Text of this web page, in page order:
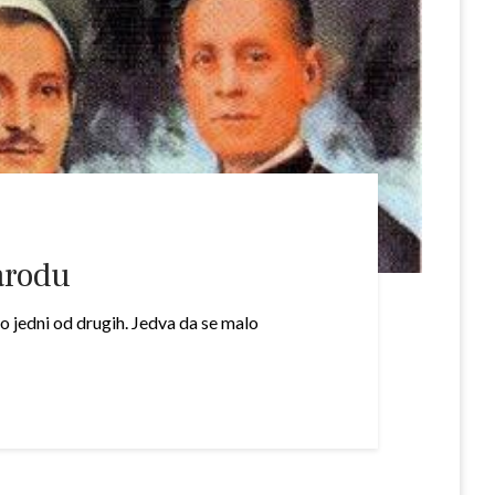
od drugih. Jedva da se malo